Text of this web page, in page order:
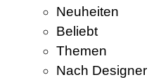
Neuheiten
Beliebt
Themen
Nach Designer